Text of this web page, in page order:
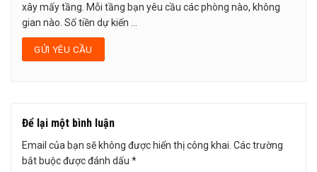
xây mấy tầng. Mỗi tầng bạn yêu cầu các phòng nào, không
gian nào. Số tiền dự kiến ...
Để lại một bình luận
Email của bạn sẽ không được hiển thị công khai. Các trường
bắt buộc được đánh dấu *